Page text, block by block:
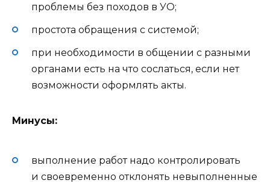
проблемы без походов в УО;
простота обращения с системой;
при необходимости в общении с разными
органами есть на что сослаться, если нет
возможности оформлять акты.
Минусы:
выполнение работ надо контролировать
и своевременно отклонять невыполненные